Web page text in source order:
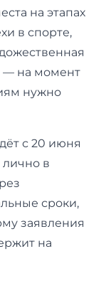
на этапах
в спорте,
— на момент
нужно
с 20 июня
лично в
сроки,
заявления
на